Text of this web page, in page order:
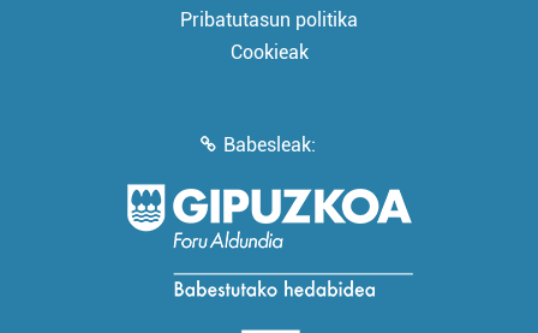
Pribatutasun politika
Cookieak
Babesleak: